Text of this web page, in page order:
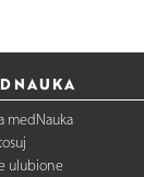
medNauka
ulubione